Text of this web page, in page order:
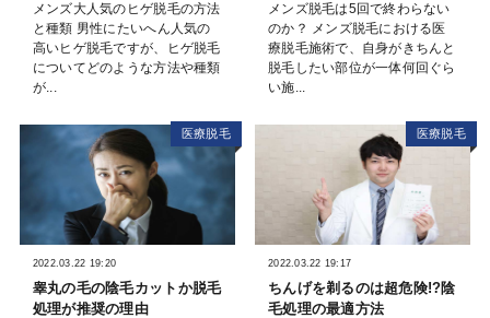
メンズ大人気のヒゲ脱毛の方法
と種類 男性にたいへん人気の
高いヒゲ脱毛ですが、ヒゲ脱毛
についてどのような方法や種類
が...
メンズ脱毛は5回で終わらない
のか？ メンズ脱毛における医
療脱毛施術で、自身がきちんと
脱毛したい部位が一体何回ぐら
い施...
医療脱毛
2022.03.22 19:20
睾丸の毛の陰毛カットか脱毛
処理が推奨の理由
医療脱毛
2022.03.22 19:17
ちんげを剃るのは超危険!?陰
毛処理の最適方法